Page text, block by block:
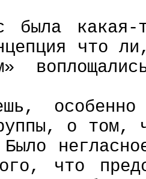
какая-
что
о том,
что